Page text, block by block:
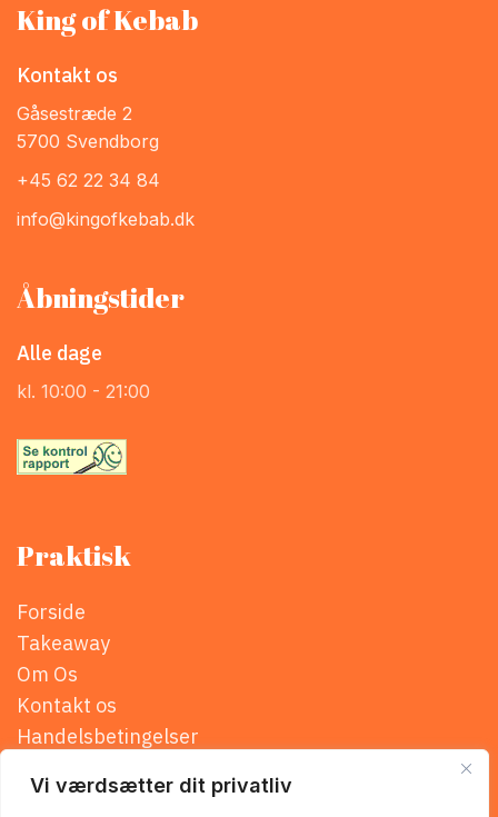
Vi værdsætter dit privatliv
King of Kebab
Kontakt os
Gåsestræde 2
5700 Svendborg
+45 62 22 34 84
info@kingofkebab.dk
Åbningstider
Alle dage
kl. 10:00 - 21:00
Praktisk
Forside
Takeaway
Om Os
Kontakt os
Handelsbetingelser